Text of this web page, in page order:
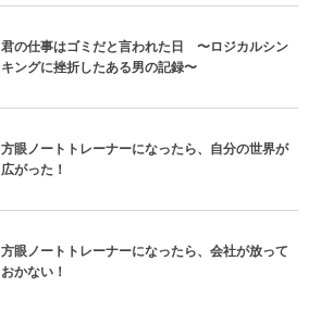
君の仕事はゴミだと言われた日 〜ロジカルシン
キングに挫折したある男の記録〜
方眼ノートトレーナーになったら、自分の世界が
広がった！
方眼ノートトレーナーになったら、会社が放って
おかない！